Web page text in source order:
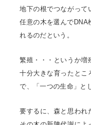
地下の根でつながって
任意の木を選んでDNA
れるのだという。
繁殖・・・というか増
十分大きな育ったとこ
で、「一つの生命」と
要するに、森と思われ